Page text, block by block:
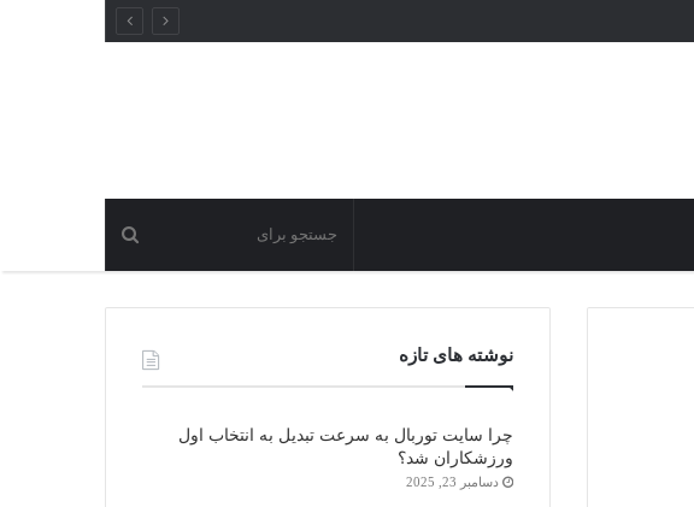
نوشته های تازه
چرا سایت توربال به ‌سرعت تبدیل به انتخاب اول
ورزشکاران شد؟
دسامبر 23, 2025